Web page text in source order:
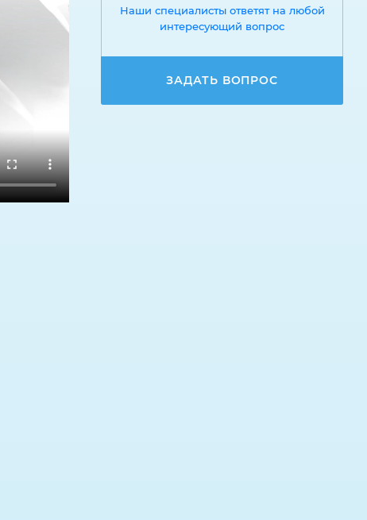
Наши специалисты ответят на любой
интересующий вопрос
ЗАДАТЬ ВОПРОС